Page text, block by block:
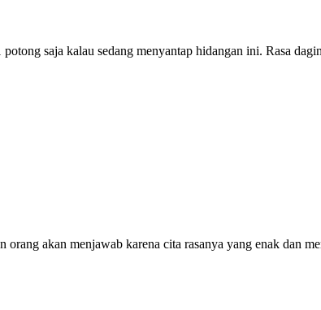
saja kalau sedang menyantap hidangan ini. Rasa
akan menjawab karena cita rasanya yang enak dan